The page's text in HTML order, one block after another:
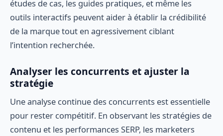
études de cas, les guides pratiques, et même les
outils interactifs peuvent aider à établir la crédibilité
de la marque tout en agressivement ciblant
l’intention recherchée.
Analyser les concurrents et ajuster la
stratégie
Une analyse continue des concurrents est essentielle
pour rester compétitif. En observant les stratégies de
contenu et les performances SERP, les marketers